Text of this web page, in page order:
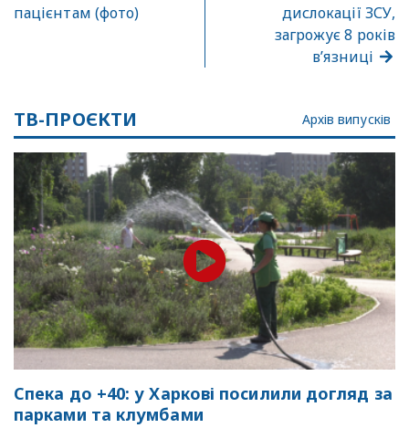
пацієнтам (фото)
дислокації ЗСУ,
загрожує 8 років
в’язниці
ТВ-ПРОЄКТИ Архів випусків
Спека до +40: у Харкові посилили догляд за
парками та клумбами